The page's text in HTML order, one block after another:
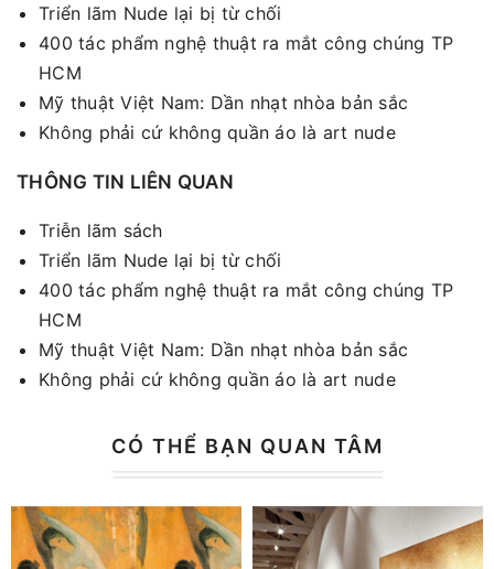
Triển lãm Nude lại bị từ chối
400 tác phẩm nghệ thuật ra mắt công chúng TP
HCM
Mỹ thuật Việt Nam: Dần nhạt nhòa bản sắc
Không phải cứ không quần áo là art nude
THÔNG TIN LIÊN QUAN
Triễn lãm sách
Triển lãm Nude lại bị từ chối
400 tác phẩm nghệ thuật ra mắt công chúng TP
HCM
Mỹ thuật Việt Nam: Dần nhạt nhòa bản sắc
Không phải cứ không quần áo là art nude
CÓ THỂ BẠN QUAN TÂM